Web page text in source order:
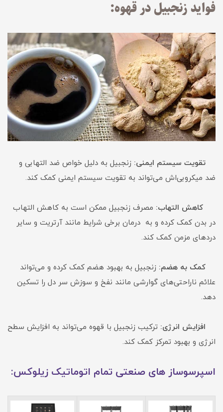
فواید زنجبیل در قهوه:
تقویت سیستم ایمنی: زنجبیل به دلیل خواص ضد التهابی و
ضد میکروبی‌اش می‌تواند به تقویت سیستم ایمنی کمک کند.
کاهش التهاب: مصرف زنجبیل ممکن است به کاهش التهاب
در بدن کمک کرده و به درمان برخی شرایط مانند آرتریت و سایر
دردهای مزمن کمک کند.
کمک به هضم: زنجبیل به بهبود هضم کمک کرده و می‌تواند
علائم ناراحتی‌های گوارشی مانند نفخ و سوزش سر دل را تسکین
دهد.
افزایش انرژی: ترکیب زنجبیل با قهوه می‌تواند به افزایش سطح
انرژی و بهبود تمرکز کمک کند.
اسپرسوساز های صنعتی تمام اتوماتیک زیلوکس: